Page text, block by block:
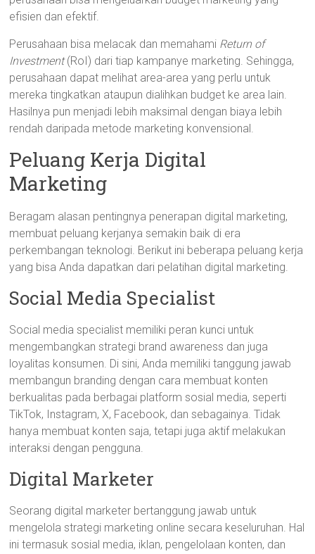
efisien dan efektif.
Perusahaan bisa melacak dan memahami Return of
Investment(RoI) dari tiap kampanye marketing. Sehingga,
perusahaan dapat melihat area-area yang perlu untuk
mereka tingkatkan ataupun dialihkan budget ke area lain.
Hasilnya pun menjadi lebih maksimal dengan biaya lebih
rendah daripada metode marketing konvensional.
Peluang Kerja Digital
Marketing
Beragam alasan pentingnya penerapan digital marketing,
membuat peluang kerjanya semakin baik di era
perkembangan teknologi. Berikut ini beberapa peluang kerja
yang bisa Anda dapatkan dari pelatihan digital marketing.
Social Media Specialist
Social media specialist memiliki peran kunci untuk
mengembangkan strategi brand awareness dan juga
loyalitas konsumen. Di sini, Anda memiliki tanggung jawab
membangun branding dengan cara membuat konten
berkualitas pada berbagai platform sosial media, seperti
TikTok, Instagram, X, Facebook, dan sebagainya. Tidak
hanya membuat konten saja, tetapi juga aktif melakukan
interaksi dengan pengguna.
Digital Marketer
Seorang digital marketer bertanggung jawab untuk
mengelola strategi marketing online secara keseluruhan. Hal
ini termasuk sosial media, iklan, pengelolaan konten, dan